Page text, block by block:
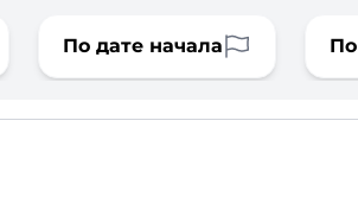
По дате начала